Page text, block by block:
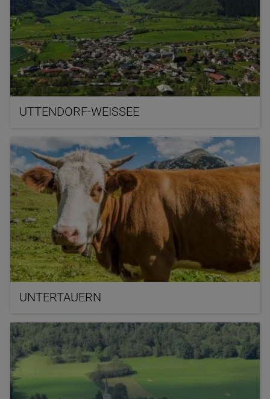
UTTENDORF-WEISSEE
UNTERTAUERN